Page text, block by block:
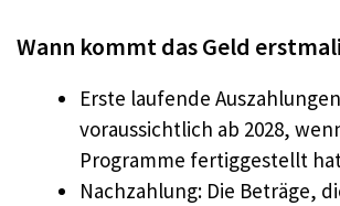
Wann kommt das Geld
Erste laufende
voraussichtlich ab 2028,
Programme fertiggestellt
Nachzahlung: Die Beträge,